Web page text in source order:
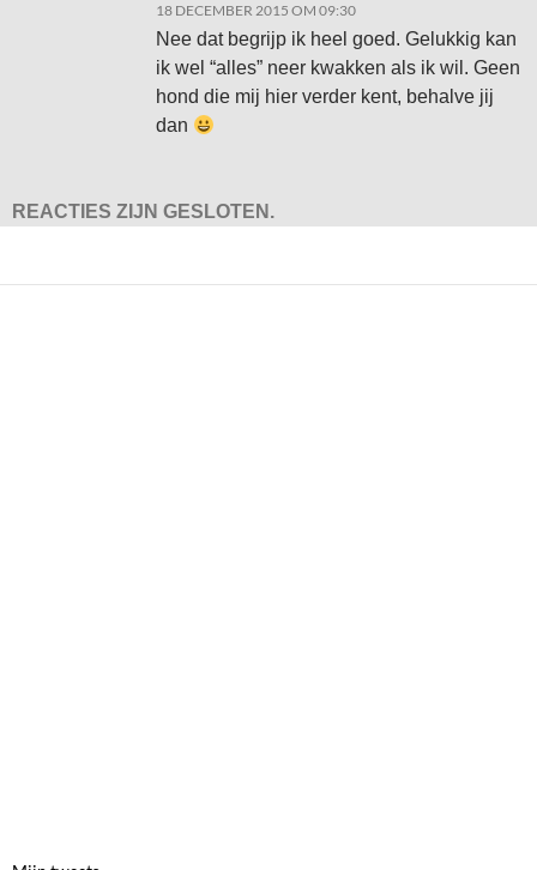
18 DECEMBER 2015 OM 09:30
Nee dat begrijp ik heel goed. Gelukkig kan
ik wel “alles” neer kwakken als ik wil. Geen
hond die mij hier verder kent, behalve jij
dan
REACTIES ZIJN GESLOTEN.